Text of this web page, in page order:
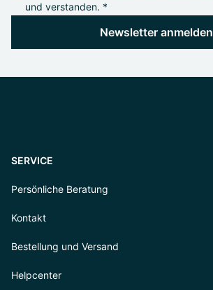
und verstanden. *
Newsletter anmelden
SERVICE
Persönliche Beratung
Kontakt
Bestellung und Versand
Helpcenter